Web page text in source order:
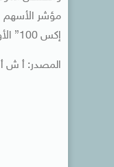
إكس 100” الأوسع نطاقا والذي زاد بنحو 0.57 ليبلغ مستوى 20942.87 نقطة.
المصدر: أ ش أ